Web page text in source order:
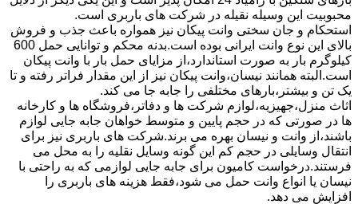
محبوبیت این وسیله نقیله در شرکت های باربری است.
استحکام و جان سختی وانت پیکان نیز همواره باعث جذب و فروش
بالای این نوع وانت ایرانی بوده است.بدنه محکم و توانایی حمل 600
کیلوگرم بار به صورت استاندارد،از مزایای حمل بار با وانت پیکان
است.البته همانند نیسان،وانت پیکان نیز از این مقدار فراتر رفته و تا
یک تن و بیشتر،بارهای مختلفی را جابه جا می کند.
اثاث منزل،جهیزیه،لوازم شرکت ها و دفاتر،فروشگاه ها و کارخانه
ها در صورتی که در حجم پایین و متوسط خواهان جابه جایی لوازم
باشند،از وانت و نیسان بهره می برند.شرکت های باربری نیز برای
انتقال وسایلی در حجم کم این گونه وسایل نقلیه را به محل می
فرستند.درخواست کامیون برای جابه جایی لوازمی که به راحتی با
نیسان یا انواع وانت حمل می شود،فقط هزینه های باربری را
افزایش می دهد.